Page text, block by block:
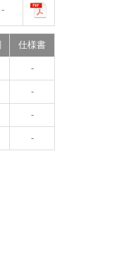
-
仕様書
-
-
-
-